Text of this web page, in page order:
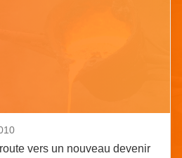
vers un nouveau devenir